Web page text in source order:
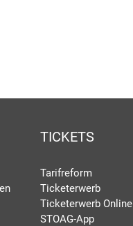
TICKETS
Tarifreform
Ticketerwerb
Ticketerwerb Online
STOAG-App